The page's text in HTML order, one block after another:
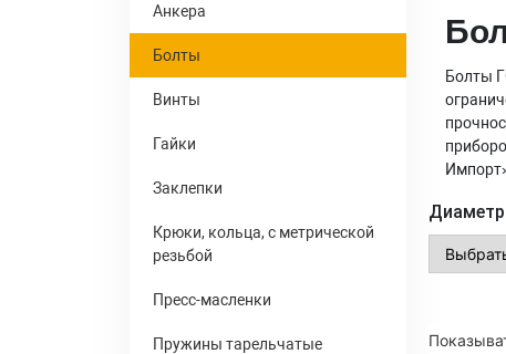
Анкера
Болты
Винты
Гайки
Заклепки
Крюки, кольца, с метрической
резьбой
Пресс-масленки
Пружины тарельчатые
Болты
Диаметр